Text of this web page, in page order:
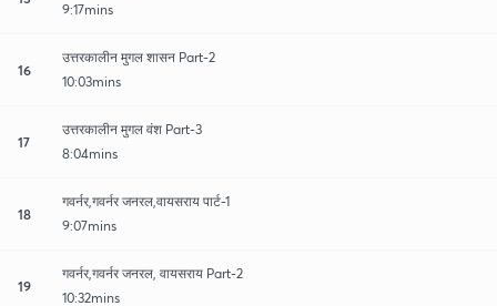
9:17mins
16
उत्तरकालीन मुगल शासन Part-2
10:03mins
17
उत्तरकालीन मुगल वंश Part-3
8:04mins
18
गवर्नर,गवर्नर जनरल,वायसराय पार्ट-1
9:07mins
19
गवर्नर,गवर्नर जनरल, वायसराय Part-2
10:32mins